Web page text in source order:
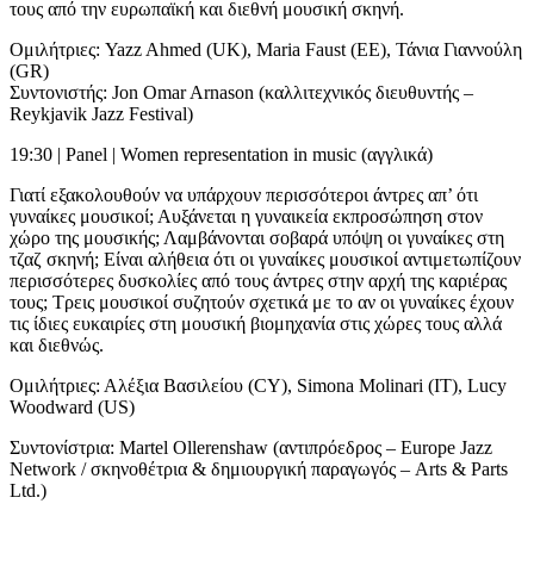
τους από την ευρωπαϊκή και διεθνή μουσική σκηνή.
Ομιλήτριες: Yazz Ahmed (UK), Maria Faust (EE), Τάνια Γιαννούλη
(GR)
Συντονιστής: Jon Omar Arnason (καλλιτεχνικός διευθυντής –
Reykjavik Jazz Festival)
19:30 | Panel | Women representation in music (αγγλικά)
Γιατί εξακολουθούν να υπάρχουν περισσότεροι άντρες απ’ ότι
γυναίκες μουσικοί; Αυξάνεται η γυναικεία εκπροσώπηση στον
χώρο της μουσικής; Λαμβάνονται σοβαρά υπόψη οι γυναίκες στη
τζαζ σκηνή; Είναι αλήθεια ότι οι γυναίκες μουσικοί αντιμετωπίζουν
περισσότερες δυσκολίες από τους άντρες στην αρχή της καριέρας
τους; Τρεις μουσικοί συζητούν σχετικά με το αν οι γυναίκες έχουν
τις ίδιες ευκαιρίες στη μουσική βιομηχανία στις χώρες τους αλλά
και διεθνώς.
Ομιλήτριες: Αλέξια Βασιλείου (CY), Simona Molinari (IT), Lucy
Woodward (US)
Συντονίστρια: Martel Ollerenshaw (αντιπρόεδρος – Europe Jazz
Network / σκηνοθέτρια & δημιουργική παραγωγός – Arts & Parts
Ltd.)